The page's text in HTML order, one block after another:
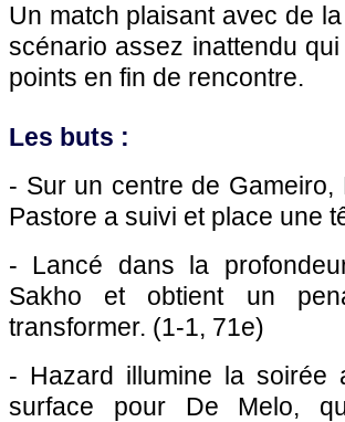
Un match plaisant avec de
scénario assez inattendu
points en fin de rencontre.
Les buts :
- Sur un centre de
Pastore a suivi et place une
- Lancé dans la
Sakho et obtient un
transformer. (1-1, 71e)
- Hazard illumine la
surface pour De Melo,